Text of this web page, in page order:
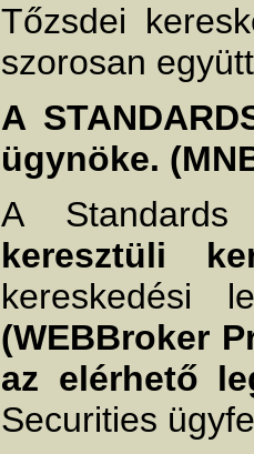
Tőzsdei
szorosan
A
ügynöke.
A
keresztüli
kereskedési
(WEBBroker
az elérhető
Securities